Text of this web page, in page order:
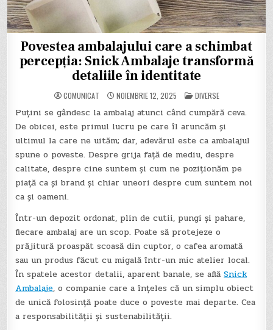
Povestea ambalajului care a schimbat
percepția: Snick Ambalaje transformă
detaliile în identitate
COMUNICAT NOIEMBRIE 12, 2025 POSTED
IN
DIVERSE
Puțini se gândesc la ambalaj atunci când cumpără ceva.
De obicei, este primul lucru pe care îl aruncăm și
ultimul la care ne uităm; dar, adevărul este ca ambalajul
spune o poveste. Despre grija față de mediu, despre
calitate, despre cine suntem și cum ne poziționăm pe
piață ca și brand și chiar uneori despre cum suntem noi
ca și oameni.
Într-un depozit ordonat, plin de cutii, pungi și pahare,
fiecare ambalaj are un scop. Poate să protejeze o
prăjitură proaspăt scoasă din cuptor, o cafea aromată
sau un produs făcut cu migală într-un mic atelier local.
În spatele acestor detalii, aparent banale, se aflăSnick
Ambalaje, o companie care a înțeles că un simplu obiect
de unică folosință poate duce o poveste mai departe. Cea
a responsabilității și sustenabilității.